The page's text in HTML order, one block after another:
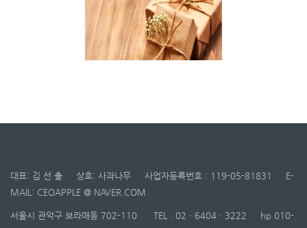
대표: 김 선 출 상호: 사과나무 사업자등록번호 : 119-05-81831 E-
MAIL: CEOAPPLE @ NAVER.COM
서울시 관악구 보라매동 702-110 TEL : 02ㆍ6404ㆍ3222 hp 010-